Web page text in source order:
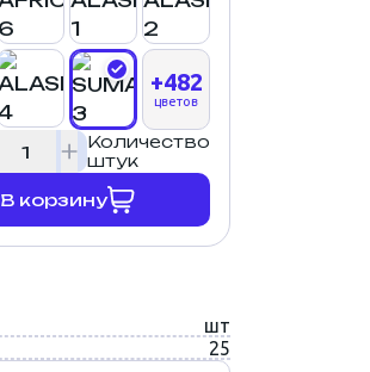
+482
цветов
Количество
штук
В корзину
шт
25